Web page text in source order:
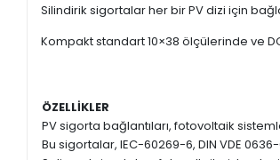
Silindirik sigortalar her bir PV dizi için
Kompakt standart 10×38 ölçülerinde ve
ÖZELLİKLER
PV sigorta bağlantıları, fotovoltaik
Bu sigortalar, IEC-60269-6, DIN VDE